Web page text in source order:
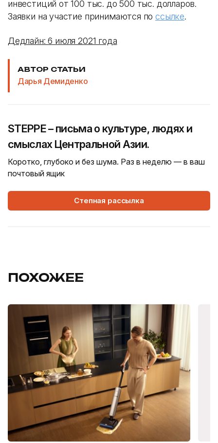
инвестиций от 100 тыс. до 500 тыс. долларов.
Заявки на участие принимаются поссылке.
Дедлайн: 6 июля 2021 года
АВТОР СТАТЬИ
Дарья Демиденко
STEPPE – письма о культуре, людях и
смыслах Центральной Азии.
Коротко, глубоко и без шума. Раз в неделю — в ваш
почтовый ящик
Степная рассылка
ПОХОЖЕЕ